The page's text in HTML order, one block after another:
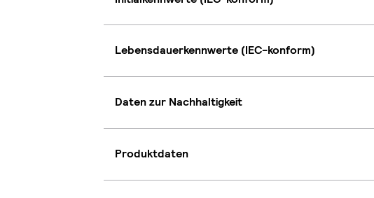
Lebensdauerkennwerte (IEC-konform)
Daten zur Nachhaltigkeit
Produktdaten